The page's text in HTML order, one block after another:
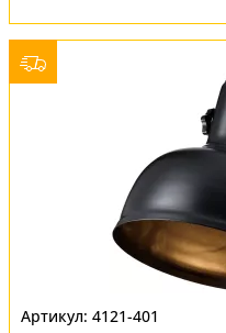
4121-401